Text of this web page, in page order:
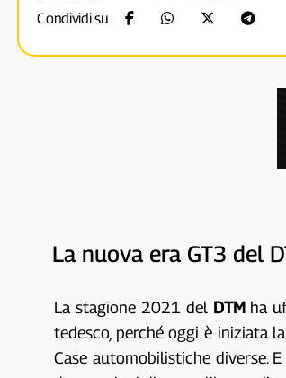
Condividi su
La nuova era GT3 del
La stagione 2021 del DTM ha
tedesco, perché oggi è iniziata
Case automobilistiche diverse.